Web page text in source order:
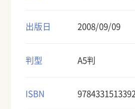
出版日 2008/09/09
判型 A5判
ISBN 9784331513392